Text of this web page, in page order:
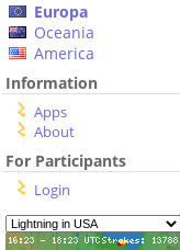
Europa
Oceania
America
Information
Apps
About
For Participants
Login